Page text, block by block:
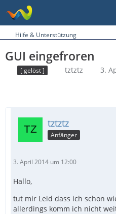
Hilfe & Unterstützung
GUI eingefroren
[ gelöst ] tztztz 3.
tztztz
Anfänger
3. April 2014 um 12:00
Hallo,
tut mir Leid dass ich schon
allerdings komm ich nicht